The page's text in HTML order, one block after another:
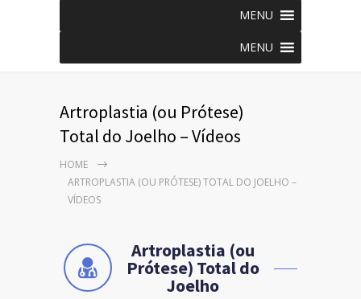
MENU
MENU
Artroplastia (ou Prótese)
Total do Joelho – Vídeos
HOME
ARTROPLASTIA (OU PRÓTESE) TOTAL DO JOELHO –
VÍDEOS
Artroplastia (ou
Prótese) Total do
Joelho